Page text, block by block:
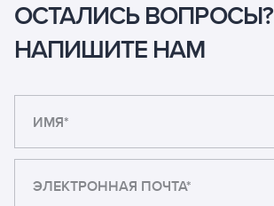
ОСТАЛИСЬ ВОПРОСЫ?
НАПИШИТЕ НАМ
ИМЯ*
ЭЛЕКТРОННАЯ ПОЧТА*